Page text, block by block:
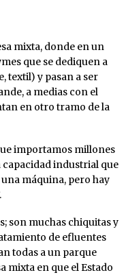
mixta, donde en un
que se dediquen a
textil) y pasan a ser
a medias con el
en otro tramo de la
importamos millones
capacidad industrial que
máquina, pero hay
son muchas chiquitas y
de efluentes
todas a un parque
en que el Estado